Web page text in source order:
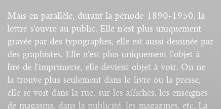
Mais en parallèle, durant la période 1890-1950, la
lettre s'ouvre au public. Elle n'est plus uniquement
gravée par des typographes, elle est aussi dessinée par
des graphistes. Elle n'est plus uniquement l'objet à
lire de l'imprimerie, elle devient objet à voir. On ne
la trouve plus seulement dans le livre ou la presse,
elle se voit dans la rue, sur les affiches, les enseignes
de magasins, dans la publicité, les magazines, etc. La